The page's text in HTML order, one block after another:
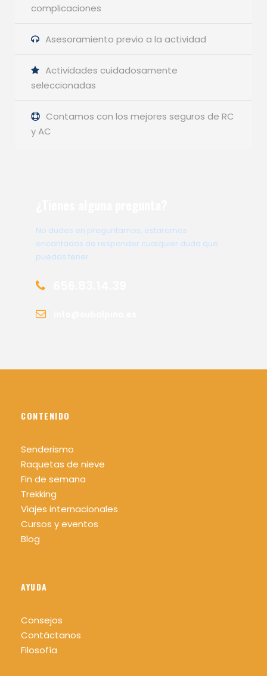
complicaciones
Asesoramiento previo a la actividad
Actividades cuidadosamente
seleccionadas
Contamos con los mejores seguros de RC
y AC
No dudes en preguntarnos, estaremos
encantados de responder cualquier duda que
puedas tener
CONTENIDO
Senderismo
Raquetas de nieve
Fin de semana
Trekking
Viajes internacionales
Cursos y eventos
Blog
AYUDA
Consejos
Contáctanos
Filosofía